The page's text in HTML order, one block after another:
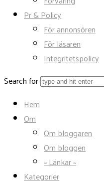
Pr & Policy
För annonsören
För läsaren
Integritetspolicy
Search for
Hem
Om
Om bloggaren
Om bloggen
~ Länkar ~
Kategorier